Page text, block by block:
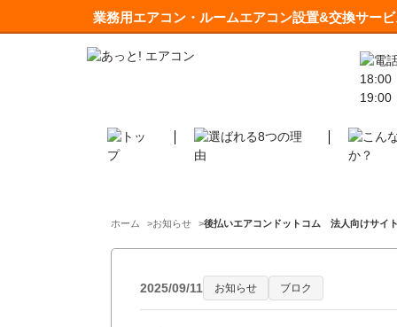
業務用エアコン・ルームエアコン設置&交換サー
ホーム お知らせ 後払いエアコンドットコム 法人向けサイ
2025/09/11 お知らせ ブロク